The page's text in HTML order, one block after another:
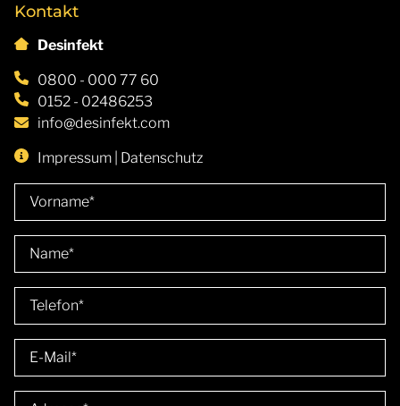
Kontakt
Desinfekt
0800 - 000 77 60
0152 - 02486253
info@desinfekt.com
Impressum| Datenschutz